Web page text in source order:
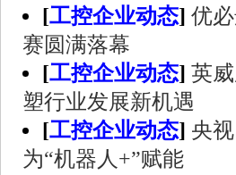
[工控企业动态] 优
赛圆满落幕
[工控企业动态] 英
塑行业发展新机遇
[工控企业动态] 央
为“机器人+”赋能